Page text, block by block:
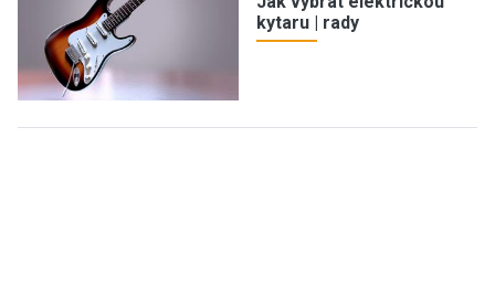
kytaru | rady